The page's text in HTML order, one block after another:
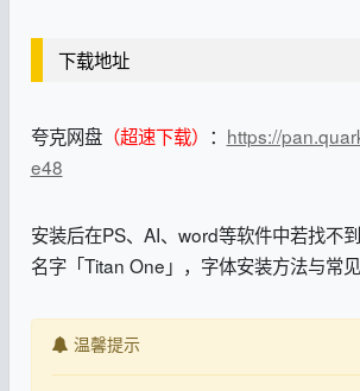
下载地址
夸克网盘（超速下载） ： https://
e48
安装后在PS、AI、word等软件中若找不
名字「Titan One」，字体安装方法与常见
温馨提示